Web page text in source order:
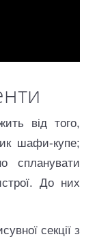
від того,
шафи-купе;
спланувати
До них
секції з